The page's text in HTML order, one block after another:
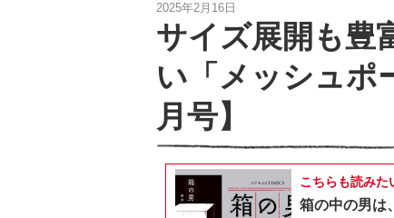
2025年2月16日
サイズ展開も豊
い「メッシュポ
月号】
こちらも読みた
箱の中の男は